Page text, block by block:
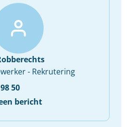
- Rekrutering
50
bericht